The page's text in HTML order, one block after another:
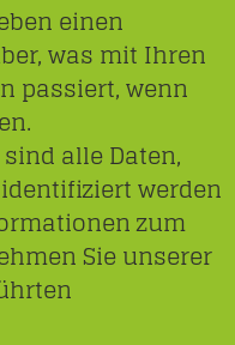
einen
was mit Ihren
passiert, wenn
alle Daten,
werden
zum
Sie unserer